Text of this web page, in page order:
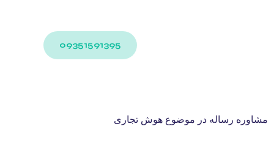
09351591395
مشاوره رساله در موضوع هوش تجاری